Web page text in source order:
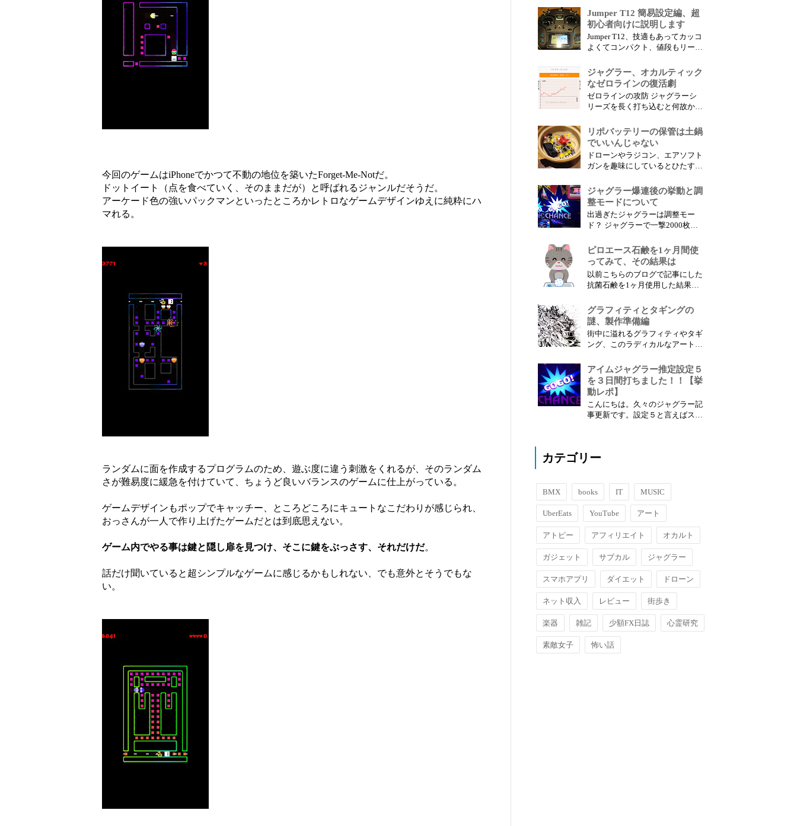
今回のゲームはiPhoneでかつて不動の地位を築いたForget-Me-Notだ。
ドットイート（点を食べていく、そのままだが）と呼ばれるジャンルだそうだ。
アーケード色の強いパックマンといったところかレトロなゲームデザインゆえに純粋にハ
マれる。
ランダムに面を作成するプログラムのため、遊ぶ度に違う刺激をくれるが、そのランダム
さが難易度に緩急を付けていて、ちょうど良いバランスのゲームに仕上がっている。
ゲームデザインもポップでキャッチー、ところどころにキュートなこだわりが感じられ、
おっさんが一人で作り上げたゲームだとは到底思えない。
ゲーム内でやる事は鍵と隠し扉を見つけ、そこに鍵をぶっさす、それだけだ。
話だけ聞いていると超シンプルなゲームに感じるかもしれない、でも意外とそうでもな
い。
ルベロス打法って知ってますか？
ジャグの中間設定を攻略する方法
ね。いろんなジャグラーの攻略情
報があるけど、アレだけはたぶん
ガチだよ。 とりあえずジャグラ
Jumper T12 簡易設定編、超
初心者向けに説明します
Jumper T12、技適もあってカッコ
よくてコンパクト、値段もリーズ
すがとにかく設定が煩雑です。
特にドローン初心者が買うと初期
設定で詰みやすい（アーム出来な
い病）感じがしたので簡単に設定
出来る方法を紹介したいと思いま
ジャグラー、オカルティック
なゼロラインの復活劇
ゼロラインの攻防 ジャグラーシ
リーズを長く打ち込むと何故かゼ
ことに気付く。 これはジャグラ
ー七不思議のひとつである。 経
験則だがリセット（設定変更）ゼ
ロラインで綺麗に跳ねるのはリセ
ット台の特徴だ、この特性はアイ
リポバッテリーの保管は土鍋
でいいんじゃない
ドローンやラジコン、エアソフト
ガンを趣味にしているとひたすら
リポバッテリーなかなか保管に気
を使いますよね。特に家に保管し
ている時にバッテリーが燃えてし
まわないか出先で急に気になって
しまう事が多いです。 こちらの
ジャグラー爆連後の挙動と調
整モードについて
出過ぎたジャグラーは調整モー
ド？ ジャグラーで一撃2000枚か
後、出すぎたメダルを調整するか
のようにハマリが訪れる事がある
特にビッグ偏向型のジャグラーに
は注意が必要でバケでの設定が読
みづらい分、追ってしまう傾向が
ピロエース石鹸を1ヶ月間使
ってみて、その結果は
以前こちらのブログで記事にした
抗菌石鹸を1ヶ月使用した結果と
果については個人差があると思い
ますので、その点をご理解の上読
んで頂ければと思います。 ピロ
エース石鹸の使用感は？ まず特
筆すべきピロエース石鹸の特徴は
グラフィティとタギングの
謎、製作準備編
街中に溢れるグラフィティやタギ
ング、このラディカルなアートの
とまず置いておいて、その製作ツ
ールや技法が気になったので今回
調べてみました。 特に気軽に作
れそうなステッカーについてが今
回のメインです。 こんなステッ
カーとか良く見ま...
アイムジャグラー推定設定５
を３日間打ちました！！【挙
動レポ】
こんにちは。久々のジャグラー記
事更新です。設定５と言えばスロ
まう人もいるほど微妙な設定なん
グラー経験則でも確かにそんな気
はし...
カテゴリー
BMX books IT MUSIC
UberEats YouTube アート
アトピー アフィリエイト オカルト
ガジェット サブカル ジャグラー
スマホアプリ ダイエット ドローン
ネット収入 レビュー 街歩き
楽器 雑記 少額FX日誌 心霊研究
素敵女子 怖い話